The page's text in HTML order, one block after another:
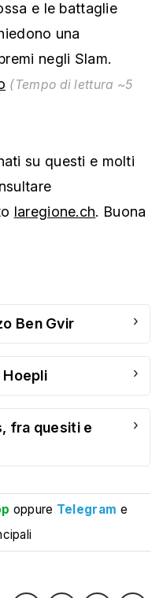
e le battaglie
una
negli Slam.
(Tempo di lettura ~5
su questi e molti
laregione.ch. Buona
Ben Gvir ›
›
fra quesiti e
›
oppure Telegram e